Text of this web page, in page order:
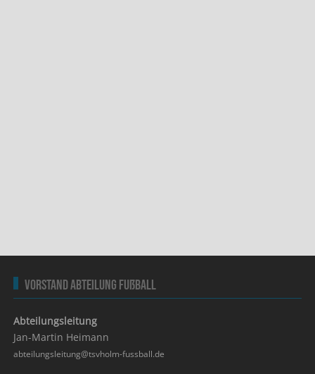
Vorstand Abteilung Fußball
Abteilungsleitung
Jan-Martin Heimann
abteilungsleitung@tsvholm-fussball.de